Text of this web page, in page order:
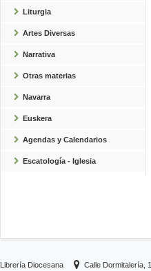
Liturgia
Artes Diversas
Narrativa
Otras materias
Navarra
Euskera
Agendas y Calendarios
Escatología - Iglesia
Librería Diocesana Calle Dormitalería, 1.